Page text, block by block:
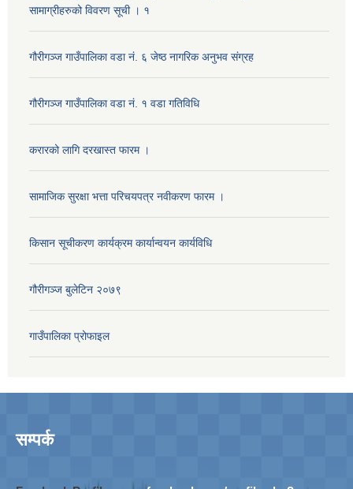
सामाग्रीहरुको विवरण सूची । १
गौरीगञ्‍ज गाउँपालिका वडा नं. ६ जेष्ठ नागरिक अनुभव संग्रह
गौरीगञ्‍ज गाउँपालिका वडा नं. १ वडा गतिविधि
करारको लागि दरखास्त फारम ।
सामाजिक सुरक्षा भत्ता परिचयपत्र नवीकरण फारम ।
किसान सूचीकरण कार्यक्रम कार्यान्वयन कार्यविधि
गौरीगञ्‍ज बुलेटिन २०७९
गाउँपालिका प्रोफाइल
सम्पर्क